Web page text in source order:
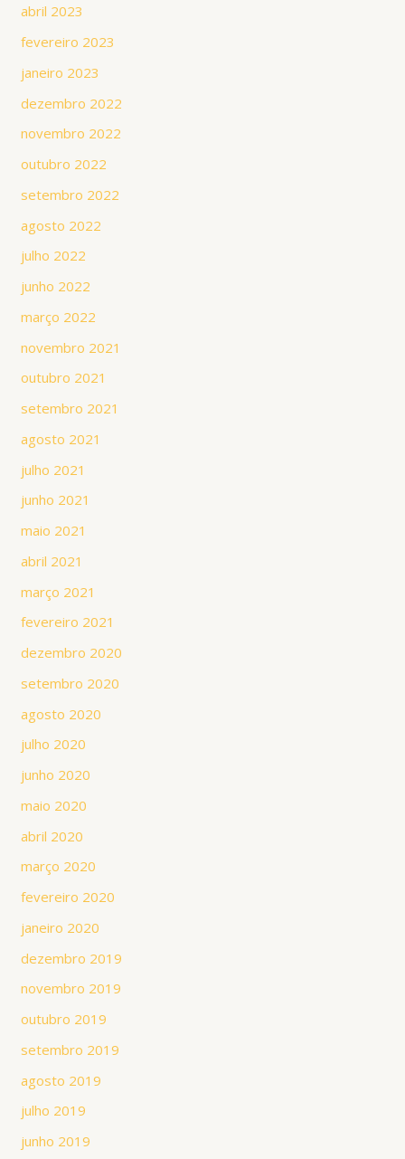
abril 2023
fevereiro 2023
janeiro 2023
dezembro 2022
novembro 2022
outubro 2022
setembro 2022
agosto 2022
julho 2022
junho 2022
março 2022
novembro 2021
outubro 2021
setembro 2021
agosto 2021
julho 2021
junho 2021
maio 2021
abril 2021
março 2021
fevereiro 2021
dezembro 2020
setembro 2020
agosto 2020
julho 2020
junho 2020
maio 2020
abril 2020
março 2020
fevereiro 2020
janeiro 2020
dezembro 2019
novembro 2019
outubro 2019
setembro 2019
agosto 2019
julho 2019
junho 2019